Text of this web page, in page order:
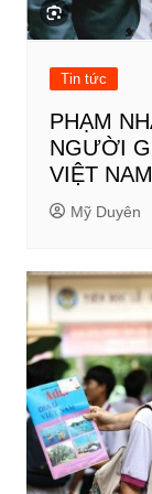
Tin tức
PHẠM
NGƯỜI
VIỆT
Mỹ Duyên